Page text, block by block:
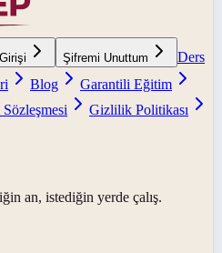
Şifremi Unuttum
Ders
Blog
Garantili Eğitim
Gizlilik Politikası
an, istediğin yerde çalış.